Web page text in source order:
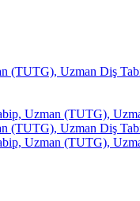
(TUTG), Uzman Diş
Uzman (TUTG),
(TUTG), Uzman Diş
Uzman (TUTG),